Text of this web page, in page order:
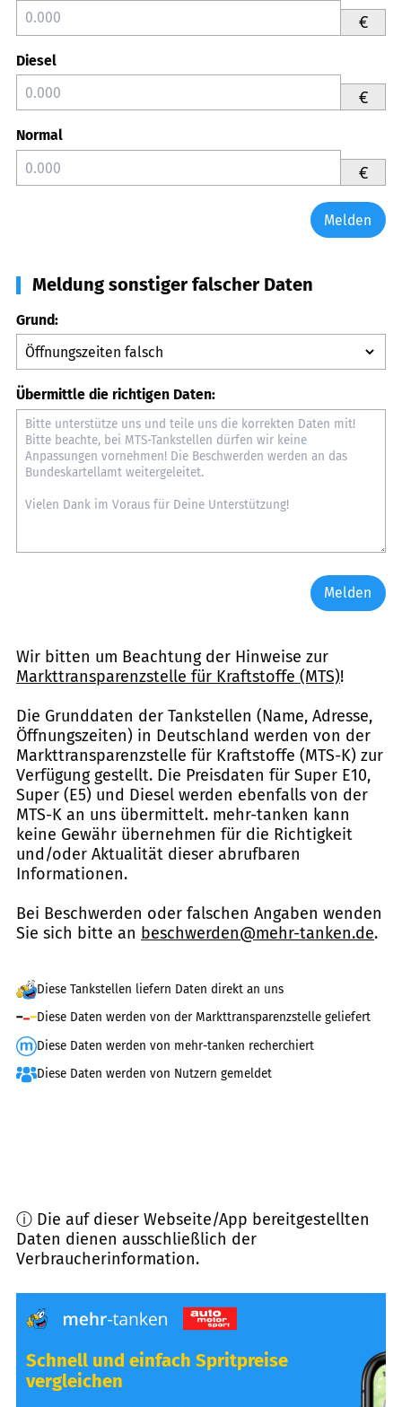
€
Diesel
€
Normal
€
Melden
Meldung sonstiger falscher Daten
Grund:
Übermittle die richtigen Daten:
Melden
Wir bitten um Beachtung der Hinweise zur
Markttransparenzstelle für Kraftstoffe (MTS)!
Die Grunddaten der Tankstellen (Name, Adresse,
Öffnungszeiten) in Deutschland werden von der
Markttransparenzstelle für Kraftstoffe (MTS-K) zur
Verfügung gestellt. Die Preisdaten für Super E10,
Super (E5) und Diesel werden ebenfalls von der
MTS-K an uns übermittelt. mehr-tanken kann
keine Gewähr übernehmen für die Richtigkeit
und/oder Aktualität dieser abrufbaren
Informationen.
Bei Beschwerden oder falschen Angaben wenden
Sie sich bitte an beschwerden@mehr-tanken.de.
Diese Tankstellen liefern Daten direkt an uns
Diese Daten werden von der Markttransparenzstelle geliefert
Diese Daten werden von mehr-tanken recherchiert
Diese Daten werden von Nutzern gemeldet
ⓘ Die auf dieser Webseite/App bereitgestellten
Daten dienen ausschließlich der
Verbraucherinformation.
Schnell und einfach Spritpreise
vergleichen